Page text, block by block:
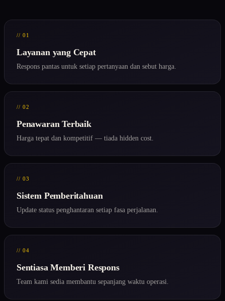
// 01
Layanan yang Cepat
Respons pantas untuk setiap pertanyaan dan sebut harga.
// 02
Penawaran Terbaik
Harga tepat dan kompetitif — tiada hidden cost.
// 03
Sistem Pemberitahuan
Update status penghantaran setiap fasa perjalanan.
// 04
Sentiasa Memberi Respons
Team kami sedia membantu sepanjang waktu operasi.